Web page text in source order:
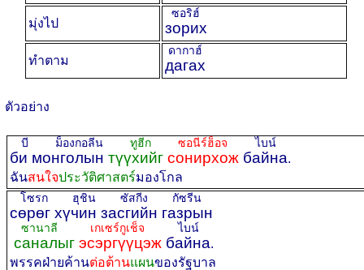
มุ่งไป зорих
ซอริฮ์
ทำตาม дагах
ดากาฮ์
ตัวอย่าง
би монголын түүхийг сонирхож байна
บี ม็องกอลีน ทูฮีก ซอนีร์ฮ็อจ ไบน์
.
ฉันสนใจประวัติศาสตร์มองโกล
сөрөг хүчин засгийн газрын
โซรก ฮุชิน ซัสกีง กัซรีน
саналыг эсэргүүцэж байна
ซานาลี เกเซร์กูเช็จ ไบน์
.
พรรคฝ่ายค้านต่อต้านแผนของรัฐบาล